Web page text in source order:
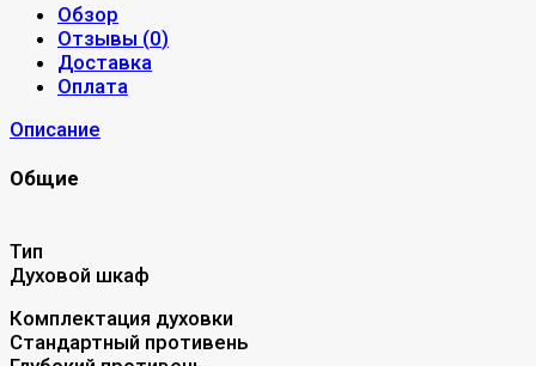
Обзор
Отзывы (0)
Доставка
Оплата
Описание
Общие
Тип
Духовой шкаф
Комплектация духовки
Стандартный противень